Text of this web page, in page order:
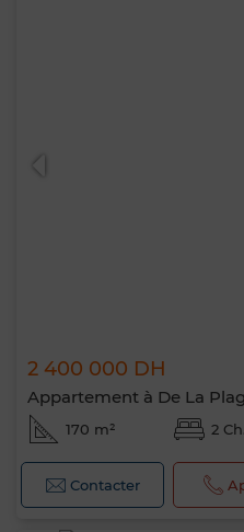
2 400 000 DH
Appartement à De La
170 m² 2 Ch.
Contacter